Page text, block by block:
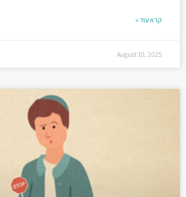
קרא עוד »
August 10, 2025